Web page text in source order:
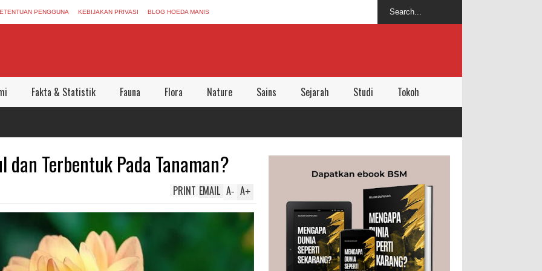
PENGGUNA KEBIJAKAN PRIVASI BLOG HOEDA MANIS
Fakta & Statistik Fauna Flora Nature Sains Sejarah Studi Tokoh
Terbentuk Pada Tanaman?
A+
A-
EMAIL
PRINT